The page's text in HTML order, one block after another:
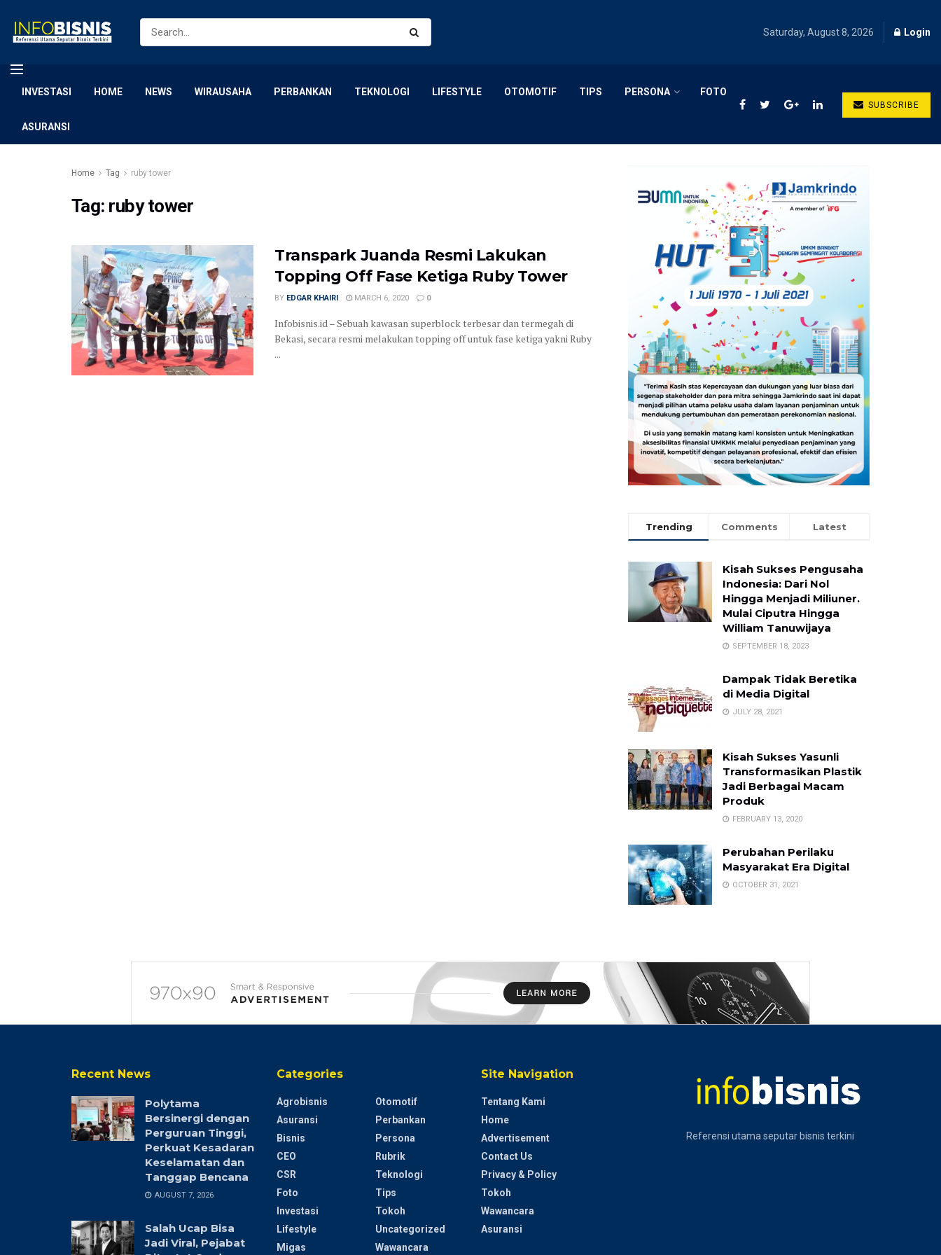
Saturday, August 8, 2026 Login
INVESTASI HOME NEWS WIRAUSAHA PERBANKAN TEKNOLOGI LIFESTYLE OTOMOTIF TIPS PERSONA FOTO
ASURANSI
SUBSCRIBE
Home Tag ruby tower
Tag: ruby tower
Transpark Juanda Resmi Lakukan
Topping Off Fase Ketiga Ruby Tower
BY EDGAR KHAIRI MARCH 6, 2020 0
Infobisnis.id – Sebuah kawasan superblock terbesar dan termegah di
Bekasi, secara resmi melakukan topping off untuk fase ketiga yakni Ruby
...
Trending Comments Latest
Kisah Sukses Pengusaha
Indonesia: Dari Nol
Hingga Menjadi Miliuner.
Mulai Ciputra Hingga
William Tanuwijaya
SEPTEMBER 18, 2023
Dampak Tidak Beretika
di Media Digital
JULY 28, 2021
Kisah Sukses Yasunli
Transformasikan Plastik
Jadi Berbagai Macam
Produk
FEBRUARY 13, 2020
Perubahan Perilaku
Masyarakat Era Digital
OCTOBER 31, 2021
Recent News
Polytama
Bersinergi dengan
Perguruan Tinggi,
Perkuat Kesadaran
Keselamatan dan
Tanggap Bencana
AUGUST 7, 2026
Salah Ucap Bisa
Jadi Viral, Pejabat
Categories
Agrobisnis
Asuransi
Bisnis
CEO
CSR
Foto
Investasi
Lifestyle
Migas
Otomotif
Perbankan
Persona
Rubrik
Teknologi
Tips
Tokoh
Uncategorized
Wawancara
Site Navigation
Tentang Kami
Home
Advertisement
Contact Us
Privacy & Policy
Tokoh
Wawancara
Asuransi
Referensi utama seputar bisnis terkini